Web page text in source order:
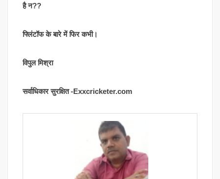
है न??
फ्लिंटॉफ के बारे में फिर कभी।
विपुल मिश्रा
सर्वाधिकार सुरक्षित -Exxcricketer.com